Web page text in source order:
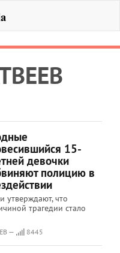
15-
девочки
полицию в
утверждают, что
трагедии стало
— 8445